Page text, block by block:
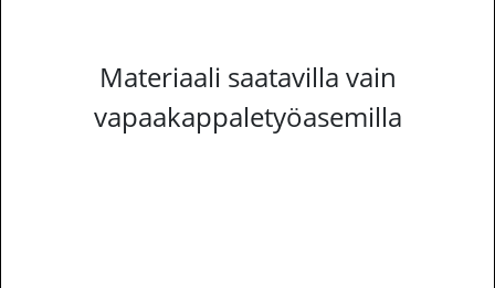
Materiaali saatavilla vain
vapaakappaletyöasemilla